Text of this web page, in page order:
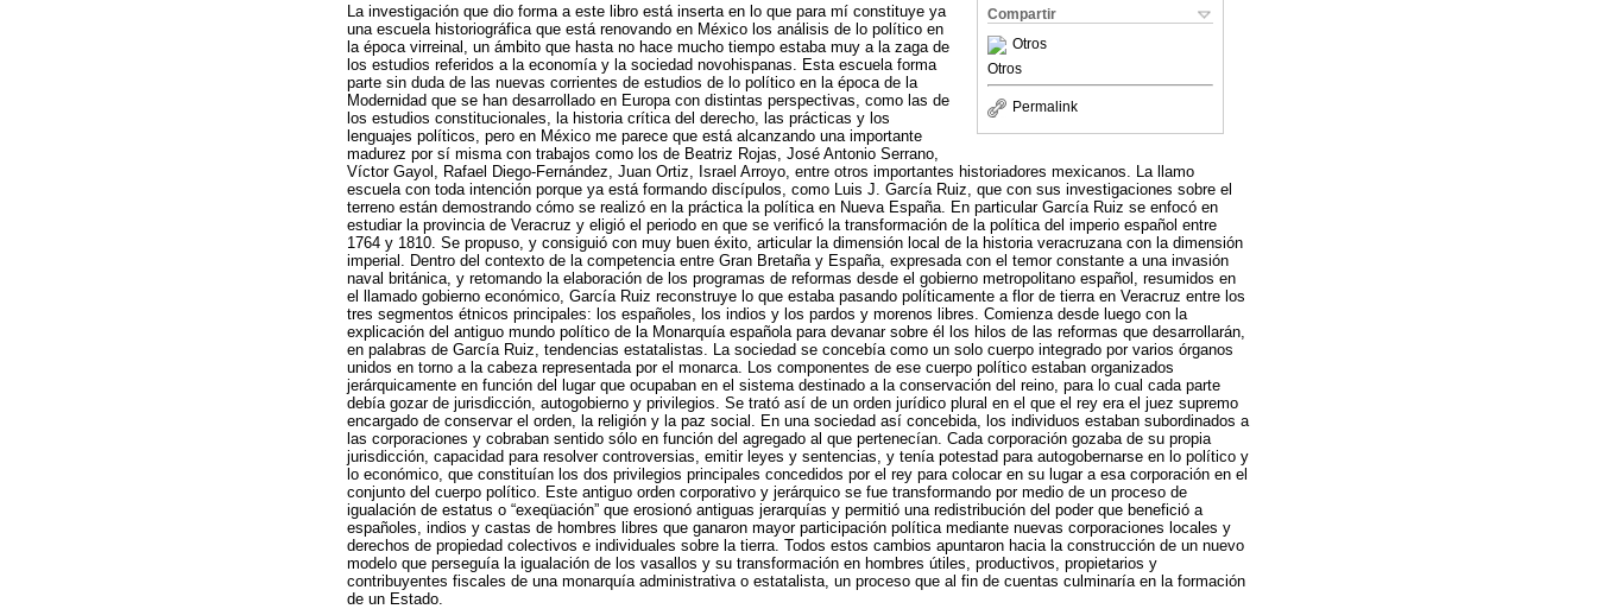
Compartir
Otros
Otros
Permalink
La investigación que dio forma a este libro está inserta en lo que para mí constituye ya
una escuela historiográfica que está renovando en México los análisis de lo político en
la época virreinal, un ámbito que hasta no hace mucho tiempo estaba muy a la zaga de
los estudios referidos a la economía y la sociedad novohispanas. Esta escuela forma
parte sin duda de las nuevas corrientes de estudios de lo político en la época de la
Modernidad que se han desarrollado en Europa con distintas perspectivas, como las de
los estudios constitucionales, la historia crítica del derecho, las prácticas y los
lenguajes políticos, pero en México me parece que está alcanzando una importante
madurez por sí misma con trabajos como los de Beatriz Rojas, José Antonio Serrano,
Víctor Gayol, Rafael Diego-Fernández, Juan Ortiz, Israel Arroyo, entre otros importantes historiadores mexicanos. La llamo
escuela con toda intención porque ya está formando discípulos, como Luis J. García Ruiz, que con sus investigaciones sobre el
terreno están demostrando cómo se realizó en la práctica la política en Nueva España. En particular García Ruiz se enfocó en
estudiar la provincia de Veracruz y eligió el periodo en que se verificó la transformación de la política del imperio español entre
1764 y 1810. Se propuso, y consiguió con muy buen éxito, articular la dimensión local de la historia veracruzana con la dimensión
imperial. Dentro del contexto de la competencia entre Gran Bretaña y España, expresada con el temor constante a una invasión
naval británica, y retomando la elaboración de los programas de reformas desde el gobierno metropolitano español, resumidos en
el llamado gobierno económico, García Ruiz reconstruye lo que estaba pasando políticamente a flor de tierra en Veracruz entre los
tres segmentos étnicos principales: los españoles, los indios y los pardos y morenos libres. Comienza desde luego con la
explicación del antiguo mundo político de la Monarquía española para devanar sobre él los hilos de las reformas que desarrollarán,
en palabras de García Ruiz, tendencias estatalistas. La sociedad se concebía como un solo cuerpo integrado por varios órganos
unidos en torno a la cabeza representada por el monarca. Los componentes de ese cuerpo político estaban organizados
jerárquicamente en función del lugar que ocupaban en el sistema destinado a la conservación del reino, para lo cual cada parte
debía gozar de jurisdicción, autogobierno y privilegios. Se trató así de un orden jurídico plural en el que el rey era el juez supremo
encargado de conservar el orden, la religión y la paz social. En una sociedad así concebida, los individuos estaban subordinados a
las corporaciones y cobraban sentido sólo en función del agregado al que pertenecían. Cada corporación gozaba de su propia
jurisdicción, capacidad para resolver controversias, emitir leyes y sentencias, y tenía potestad para autogobernarse en lo político y
lo económico, que constituían los dos privilegios principales concedidos por el rey para colocar en su lugar a esa corporación en el
conjunto del cuerpo político. Este antiguo orden corporativo y jerárquico se fue transformando por medio de un proceso de
igualación de estatus o “exeqüación” que erosionó antiguas jerarquías y permitió una redistribución del poder que benefició a
españoles, indios y castas de hombres libres que ganaron mayor participación política mediante nuevas corporaciones locales y
derechos de propiedad colectivos e individuales sobre la tierra. Todos estos cambios apuntaron hacia la construcción de un nuevo
modelo que perseguía la igualación de los vasallos y su transformación en hombres útiles, productivos, propietarios y
contribuyentes fiscales de una monarquía administrativa o estatalista, un proceso que al fin de cuentas culminaría en la formación
de un Estado.